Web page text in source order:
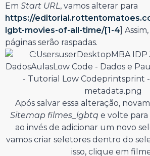
Em Start URL , vamos alterar para
https://
lgbt-movies-of-all-time/[1-4]
páginas serão raspadas.
Após salvar essa alteração,
Sitemap filmes_lgbtq e volte para
ao invés de adicionar um novo
vamos criar seletores dentro do
isso, clique em